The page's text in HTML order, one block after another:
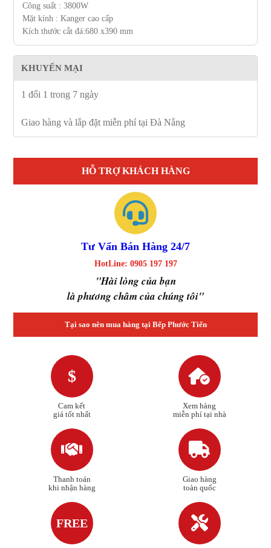
Công suất : 3800W
Mặt kính : Kanger cao cấp
Kích thước cắt đá:680 x390 mm
KHUYẾN MẠI
1 đổi 1 trong 7 ngày
Giao hàng và lắp đặt miễn phí tại Đà Nẵng
HỖ TRỢ KHÁCH HÀNG
Tư Vấn Bán Hàng 24/7
HotLine: 0905 197 197
"Hài lòng của bạn
là phương châm của chúng tôi"
Tại sao nên mua hàng tại Bếp Phước Tiến
$
Cam kết
giá tốt nhất
Xem hàng
miễn phí tại nhà
Thanh toán
khi nhận hàng
Giao hàng
toàn quốc
FREE